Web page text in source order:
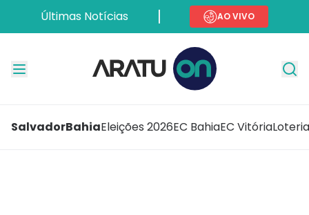
Últimas Notícias AO VIVO
SalvadorBahiaEleições 2026EC BahiaEC Vitória